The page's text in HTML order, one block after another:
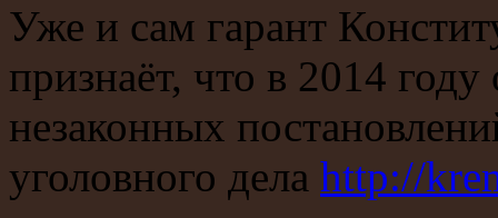
Уже и сам гарант
признаёт, что в 2014
незаконных
уголовного дела http://